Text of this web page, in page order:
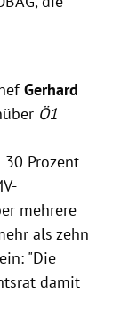
Gerhard
Ö1
Prozent
mehrere
als zehn
"Die
damit